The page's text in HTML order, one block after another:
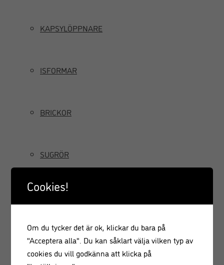
KAPSYLÖPPNARE
ISFORMAR
BRICKOR
SUGRÖR
GRÄDDSIFONER
Cookies!
Om du tycker det är ok, klickar du bara på
"Acceptera alla". Du kan såklart välja vilken typ av
cookies du vill godkänna att klicka på